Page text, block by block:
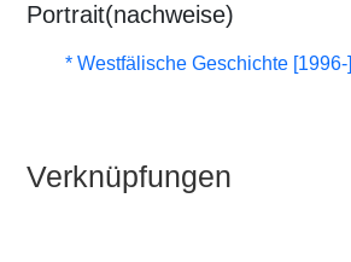
Portrait(nachweise)
* Westfälische Geschichte [1996-]
Verknüpfungen